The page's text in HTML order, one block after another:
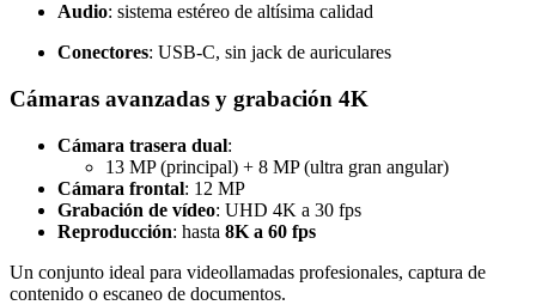
Audio: sistema estéreo de altísima calidad
Conectores: USB-C, sin jack de auriculares
Cámaras avanzadas y grabación 4K
Cámara trasera dual:
13 MP (principal) + 8 MP (ultra gran angular)
Cámara frontal: 12 MP
Grabación de vídeo: UHD 4K a 30 fps
Reproducción: hasta 8K a 60 fps
Un conjunto ideal para videollamadas profesionales, captura de
contenido o escaneo de documentos.